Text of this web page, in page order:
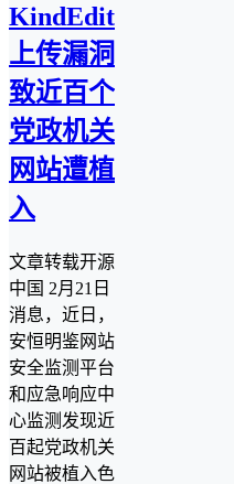
KindEditor
上传漏洞
致近百个
党政机关
网站遭植
入
文章转载开源
中国 2月21日
消息，近日，
安恒明鉴网站
安全监测平台
和应急响应中
心监测发现近
百起党政机关
网站被植入色